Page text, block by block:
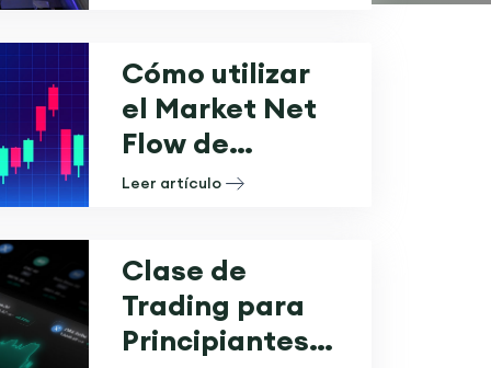
primera vez
Cómo utilizar
el Market Net
Flow de
Tradytics para
trading
Leer artículo
Clase de
Trading para
Principiantes: